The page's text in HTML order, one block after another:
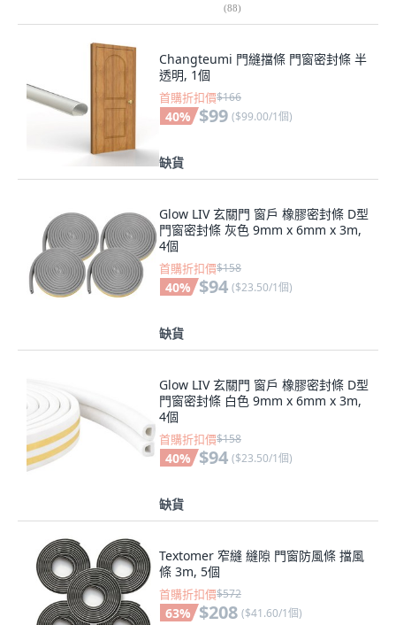
(88)
Changteumi 門縫擋條 門窗密封條 半
透明, 1個
首購折扣價$166
40% $99 ($99.00/1個)
缺貨
Glow LIV 玄關門 窗戶 橡膠密封條 D型
門窗密封條 灰色 9mm x 6mm x 3m,
4個
首購折扣價$158
40% $94 ($23.50/1個)
缺貨
Glow LIV 玄關門 窗戶 橡膠密封條 D型
門窗密封條 白色 9mm x 6mm x 3m,
4個
首購折扣價$158
40% $94 ($23.50/1個)
缺貨
Textomer 窄縫 縫隙 門窗防風條 擋風
條 3m, 5個
首購折扣價$572
63% $208 ($41.60/1個)